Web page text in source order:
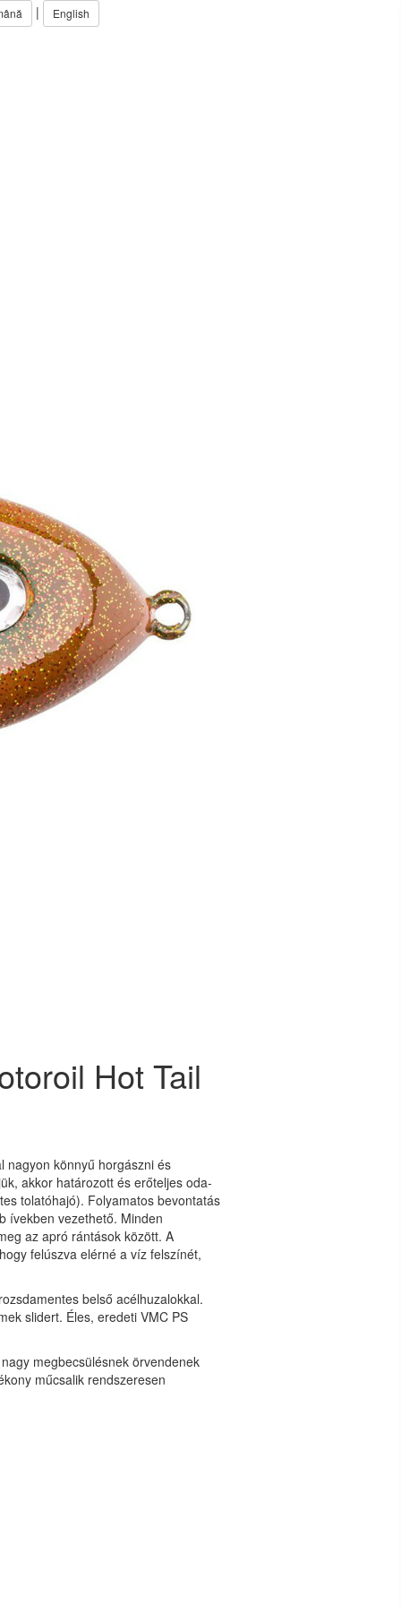
| English
Hot Tail
nagyon könnyű horgászni és
akkor határozott és erőteljes oda-
tolatóhajó). Folyamatos bevontatás
ívekben vezethető. Minden
az apró rántások között. A
felúszva elérné a víz felszínét,
belső acélhuzalokkal.
slidert. Éles, eredeti VMC PS
megbecsülésnek örvendenek
műcsalik rendszeresen